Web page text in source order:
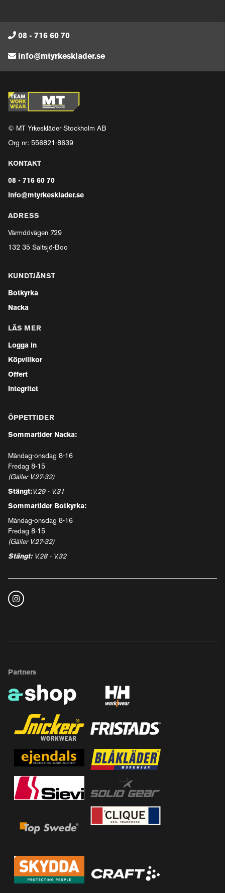
08 - 716 60 70
info@mtyrkesklader.se
© MT Yrkeskläder Stockholm AB
Org nr: 556821-8639
KONTAKT
08 - 716 60 70
info@mtyrkesklader.se
ADRESS
Värmdövägen 729
132 35 Saltsjö-Boo
KUNDTJÄNST
Botkyrka
Nacka
LÄS MER
Logga in
Köpvillkor
Offert
Integritet
ÖPPETTIDER
Sommartider Nacka:
Måndag-onsdag 8-16
Fredag 8-15
(Gäller V.27-32)
Stängt:V.29 - V.31
Sommartider Botkyrka:
Måndag-onsdag 8-16
Fredag 8-15
(Gäller V.27-32)
Stängt: V.28 - V.32
Partners